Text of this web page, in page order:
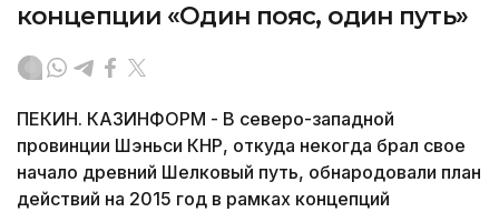
концепции «Один пояс, один путь»
ПЕКИН. КАЗИНФОРМ - В северо-западной
провинции Шэньси КНР, откуда некогда брал свое
начало древний Шелковый путь, обнародовали план
действий на 2015 год в рамках концепций